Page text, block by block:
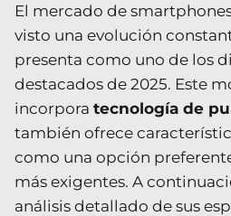
El mercado de
visto una evolución
presenta como uno de los
destacados de 2025. Este
incorpora tecnología de
también ofrece
como una opción
más exigentes. A
análisis detallado de sus